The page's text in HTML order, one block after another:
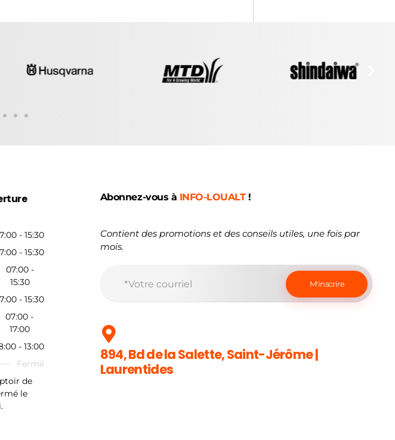
- 15:30
- 15:30
07:00 -
15:30
- 15:30
07:00 -
17:00
- 13:00
Fermé
de
le
Abonnez-vous à INFO-LOUALT !
Contient des promotions et des conseils utiles, une fois par
mois.
894, Bd de la Salette, Saint-Jérôme |
Laurentides